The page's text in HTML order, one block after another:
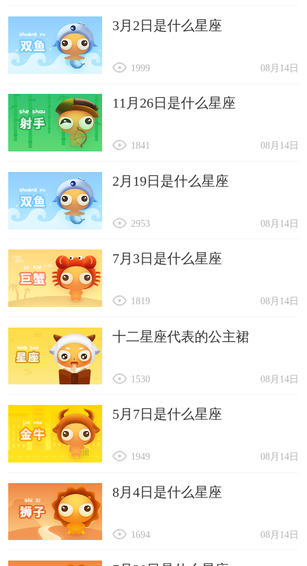
3月2日是什么星座
08月14日
1999
11月26日是什么星座
08月14日
1841
2月19日是什么星座
08月14日
2953
7月3日是什么星座
08月14日
1819
十二星座代表的公主裙
08月14日
1530
5月7日是什么星座
08月14日
1949
8月4日是什么星座
08月14日
1694